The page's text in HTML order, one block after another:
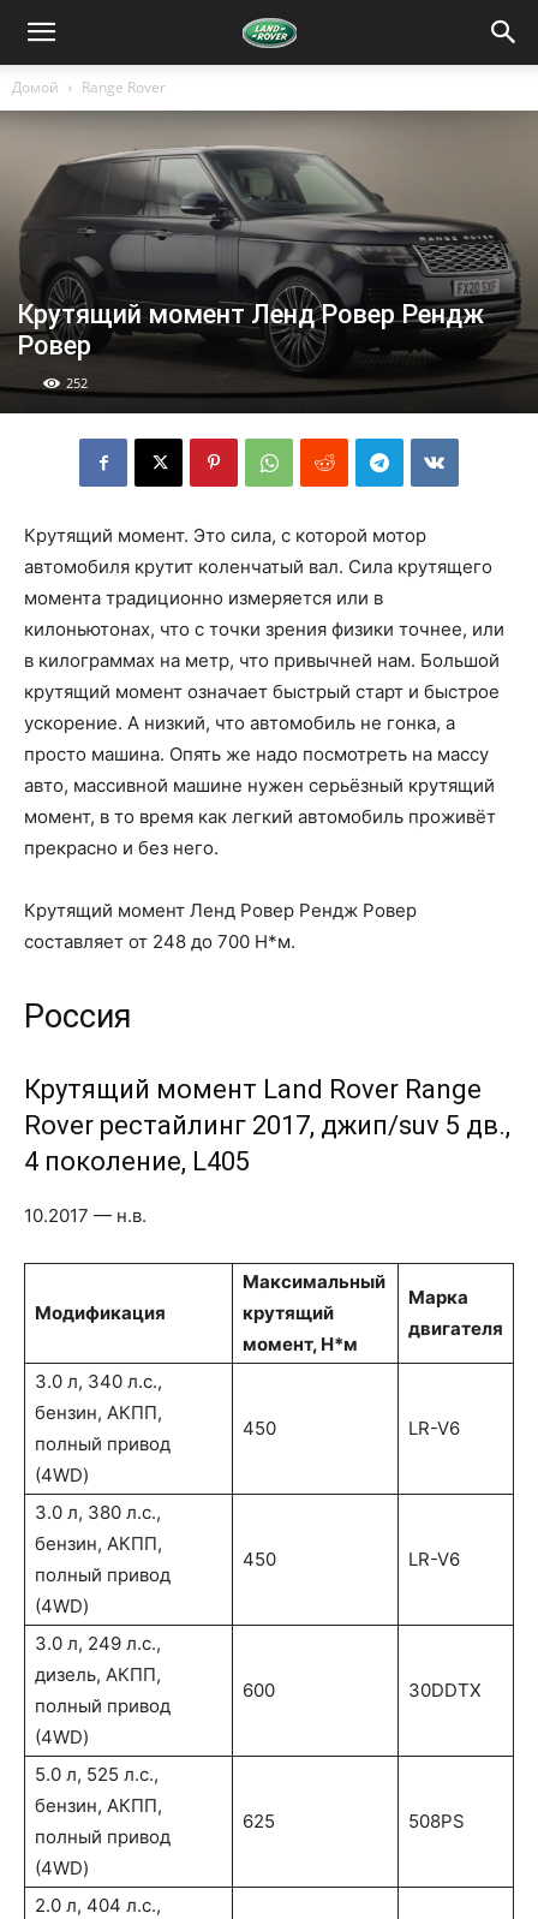
Домой Range Rover
Крутящий момент Ленд Ровер Рендж
Ровер
252
Крутящий момент. Это сила, с которой мотор
автомобиля крутит коленчатый вал. Сила крутящего
момента традиционно измеряется или в
килоньютонах, что с точки зрения физики точнее, или
в килограммах на метр, что привычней нам. Большой
крутящий момент означает быстрый старт и быстрое
ускорение. А низкий, что автомобиль не гонка, а
просто машина. Опять же надо посмотреть на массу
авто, массивной машине нужен серьёзный крутящий
момент, в то время как легкий автомобиль проживёт
прекрасно и без него.
Крутящий момент Ленд Ровер Рендж Ровер
составляет от 248 до 700 Н*м.
Россия
Крутящий момент Land Rover Range
Rover рестайлинг 2017, джип/suv 5 дв.,
4 поколение, L405
10.2017 — н.в.
Модификация
Максимальный
крутящий
момент, Н*м
Марка
двигателя
3.0 л, 340 л.с.,
бензин, АКПП,
полный привод
(4WD)
450 LR-V6
3.0 л, 380 л.с.,
бензин, АКПП,
полный привод
(4WD)
450 LR-V6
3.0 л, 249 л.с.,
дизель, АКПП,
полный привод
(4WD)
600 30DDTX
5.0 л, 525 л.с.,
бензин, АКПП,
полный привод
(4WD)
625 508PS
2.0 л, 404 л.с.,